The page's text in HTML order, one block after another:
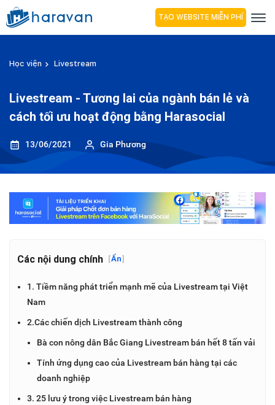
TẠO WEBSITE MIỄN PHÍ
Học viện Livestream
Livestream - Tương lai của ngành bán lẻ và
cách tối ưu hoạt động bằng Harasocial
13/06/2021 Gia Phương
Các nội dung chính [Ẩn]
1. Tiềm năng phát triển mạnh mẽ của Livestream tại Việt
Nam
2.Các chiến dịch Livestream thành công
Bà con nông dân Bắc Giang Livestream bán hết 8 tấn vải
Tính ứng dụng cao của Livestream bán hàng tại các
doanh nghiệp
3. 25 lưu ý trong việc Livestream bán hàng